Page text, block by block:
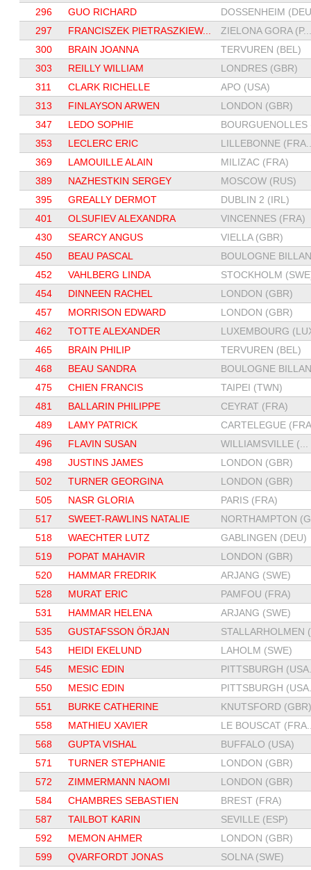
296
GUO RICHARD
DOSSENHEIM
297
FRANCISZEK PIETRASZKIEW...
ZIELONA GORA (P...
300
BRAIN JOANNA
TERVUREN (BEL)
303
REILLY WILLIAM
LONDRES (GBR)
311
CLARK RICHELLE
APO (USA)
313
FINLAYSON ARWEN
LONDON (GBR)
347
LEDO SOPHIE
BOURGUENOLLES
353
LECLERC ERIC
LILLEBONNE
369
LAMOUILLE ALAIN
MILIZAC (FRA)
389
NAZHESTKIN SERGEY
MOSCOW (RUS)
395
GREALLY DERMOT
DUBLIN 2 (IRL)
401
OLSUFIEV ALEXANDRA
VINCENNES (FRA)
430
SEARCY ANGUS
VIELLA (GBR)
450
BEAU PASCAL
BOULOGNE
452
VAHLBERG LINDA
STOCKHOLM
454
DINNEEN RACHEL
LONDON (GBR)
457
MORRISON EDWARD
LONDON (GBR)
462
TOTTE ALEXANDER
LUXEMBOURG
465
BRAIN PHILIP
TERVUREN (BEL)
468
BEAU SANDRA
BOULOGNE
475
CHIEN FRANCIS
TAIPEI (TWN)
481
BALLARIN PHILIPPE
CEYRAT (FRA)
489
LAMY PATRICK
CARTELEGUE
496
FLAVIN SUSAN
WILLIAMSVILLE (...
498
JUSTINS JAMES
LONDON (GBR)
502
TURNER GEORGINA
LONDON (GBR)
505
NASR GLORIA
PARIS (FRA)
517
SWEET-RAWLINS NATALIE
NORTHAMPTON
518
WAECHTER LUTZ
GABLINGEN (DEU)
519
POPAT MAHAVIR
LONDON (GBR)
520
HAMMAR FREDRIK
ARJANG (SWE)
528
MURAT ERIC
PAMFOU (FRA)
531
HAMMAR HELENA
ARJANG (SWE)
535
GUSTAFSSON ÖRJAN
STALLARHOLMEN
543
HEIDI EKELUND
LAHOLM (SWE)
545
MESIC EDIN
PITTSBURGH
550
MESIC EDIN
PITTSBURGH
551
BURKE CATHERINE
KNUTSFORD (GBR)
558
MATHIEU XAVIER
LE BOUSCAT
568
GUPTA VISHAL
BUFFALO (USA)
571
TURNER STEPHANIE
LONDON (GBR)
572
ZIMMERMANN NAOMI
LONDON (GBR)
584
CHAMBRES SEBASTIEN
BREST (FRA)
587
TAILBOT KARIN
SEVILLE (ESP)
592
MEMON AHMER
LONDON (GBR)
599
QVARFORDT JONAS
SOLNA (SWE)